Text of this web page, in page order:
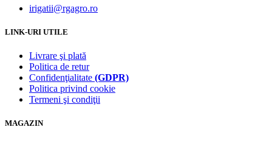
irigatii@rgagro.ro
LINK-URI UTILE
Livrare şi plată
Politica de retur
Confidenţialitate (GDPR)
Politica privind cookie
Termeni şi condiţii
MAGAZIN